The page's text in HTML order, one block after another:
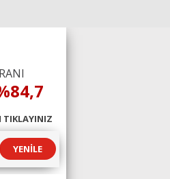
TIKLAYINIZ
YENİLE